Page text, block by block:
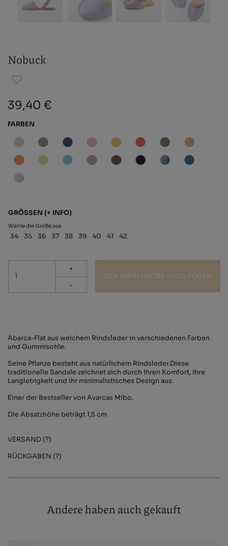
Nobuck
39,40 €
FARBEN
GRÖSSEN (+ INFO)
Wähle die Größe aus
34 35 36 37 38 39 40 41 42
+
-
ZUM WARENKORB HINZUFÜGEN
Abarca-Flat aus weichem Rindsleder in verschiedenen Farben
und Gummisohle.
Seine Pflanze besteht aus natürlichem Rindsleder.Diese
traditionelle Sandale zeichnet sich durch ihren Komfort, ihre
Langlebigkeit und ihr minimalistisches Design aus.
Einer der Bestseller von Avarcas Mibo.
Die Absatzhöhe beträgt 1,5 cm
VERSAND (?)
RÜCKGABEN (?)
Andere haben auch gekauft